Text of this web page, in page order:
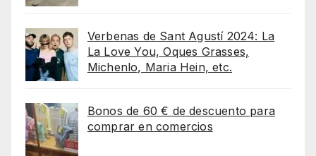
Verbenas de Sant Agustí 2024: La
La Love You, Oques Grasses,
Michenlo, Maria Hein, etc.
Bonos de 60 € de descuento para
comprar en comercios